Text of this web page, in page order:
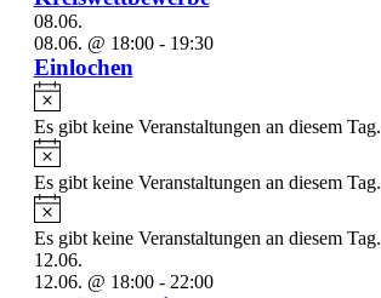
08.06.
08.06. @ 18:00- 19:30
Einlochen
Hinweis
Es gibt keine Veranstaltungen an diesem Tag.
Hinweis
Es gibt keine Veranstaltungen an diesem Tag.
Hinweis
Es gibt keine Veranstaltungen an diesem Tag.
12.06.
12.06. @ 18:00- 22:00